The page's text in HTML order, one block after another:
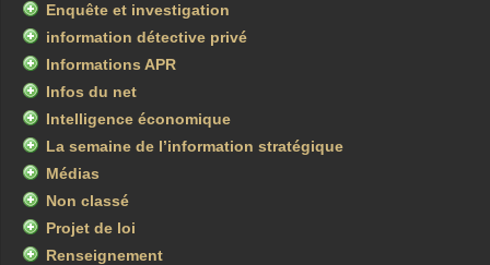
Enquête et investigation
information détective privé
Informations APR
Infos du net
Intelligence économique
La semaine de l’information stratégique
Médias
Non classé
Projet de loi
Renseignement